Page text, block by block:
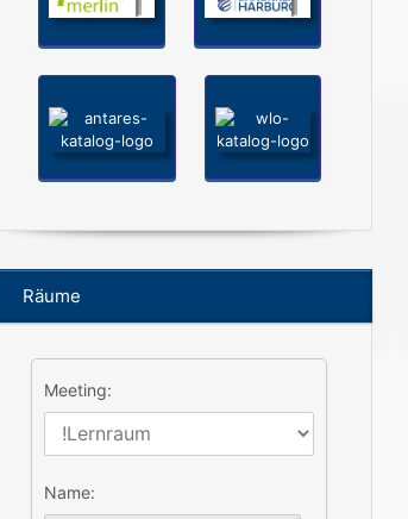
Räume
Meeting:
Name: